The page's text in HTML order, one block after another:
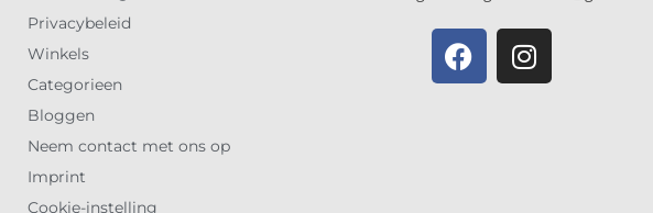
Privacybeleid
Winkels
Categorieen
Bloggen
Neem contact met ons op
Imprint
Cookie-instelling